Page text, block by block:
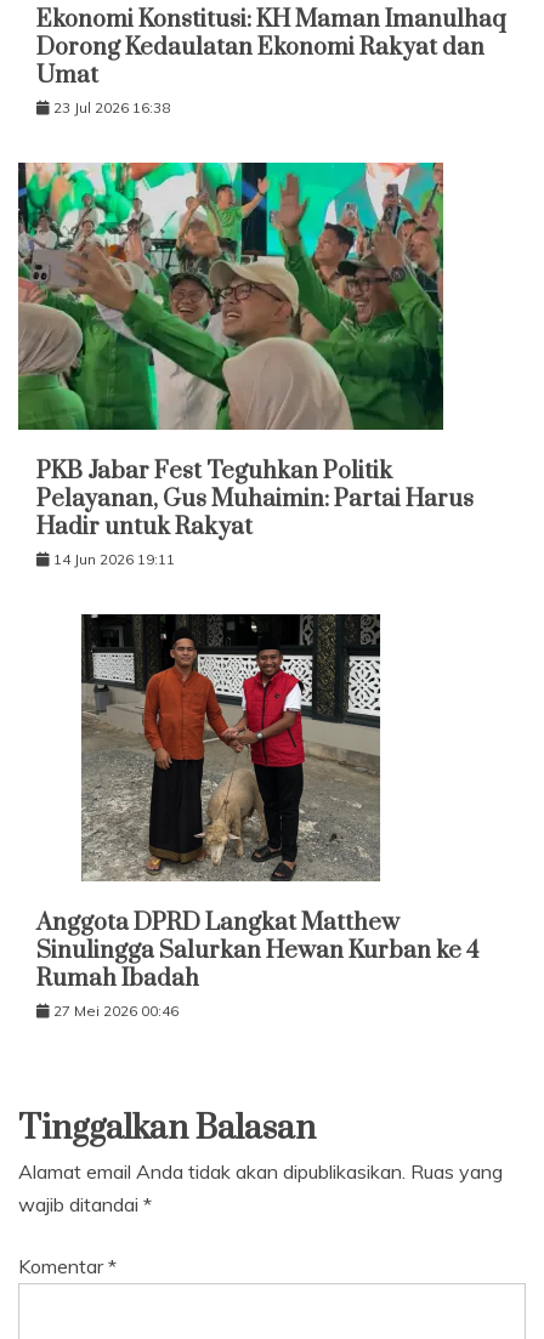
Ekonomi Konstitusi: KH Maman Imanulhaq
Dorong Kedaulatan Ekonomi Rakyat dan
Umat
23 Jul 2026 16:38
PKB Jabar Fest Teguhkan Politik
Pelayanan, Gus Muhaimin: Partai Harus
Hadir untuk Rakyat
14 Jun 2026 19:11
Anggota DPRD Langkat Matthew
Sinulingga Salurkan Hewan Kurban ke 4
Rumah Ibadah
27 Mei 2026 00:46
Tinggalkan Balasan
Alamat email Anda tidak akan dipublikasikan. Ruas yang
wajib ditandai *
Komentar*